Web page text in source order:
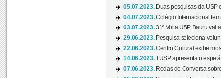
05.07.2023. Duas pesquisas da USP
04.07.2023.Colégio Internacional
03.07.2023.31ª Volta USP Bauru vai
29.06.2023. Pesquisa seleciona
22.06.2023.Centro Cultural exibe
14.06.2023.TUSP apresenta o
07.06.2023. Rodas de Conversa